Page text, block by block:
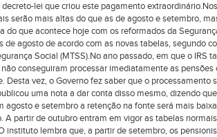
lei que criou este pagamento
serão mais altas do que as de agosto e setembro,
do que acontece hoje com os reformados da
de agosto de acordo com as novas tabelas, segundo
Social (MTSS).No ano passado, em que o IRS
conseguiram processar imediatamente as
Desta vez, o Governo fez saber que o processamento
uma nota a dar conta disso mesmo, dizendo
agosto e setembro a retenção na fonte será mais
A partir de outubro entram em vigor as tabelas
instituto lembra que, a partir de setembro, os